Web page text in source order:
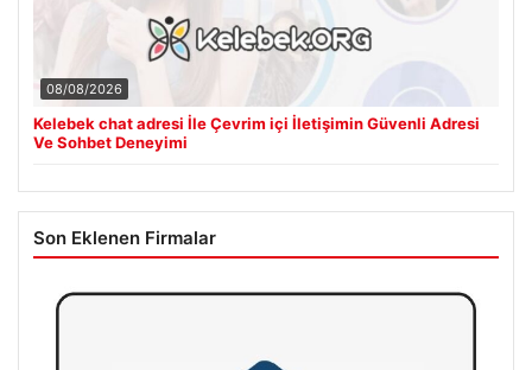
08/08/2026
Kelebek chat adresi İle Çevrim içi İletişimin Güvenli Adresi
Ve Sohbet Deneyimi
Son Eklenen Firmalar